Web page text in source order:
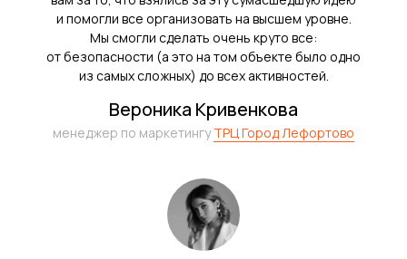
и помогли все организовать на высшем уровне.
Мы смогли сделать очень круто все:
от безопасности (а это на том объекте было одно
из самых сложных) до всех активностей.
Вероника Кривенкова
менеджер по маркетингуТРЦ Город Лефортово